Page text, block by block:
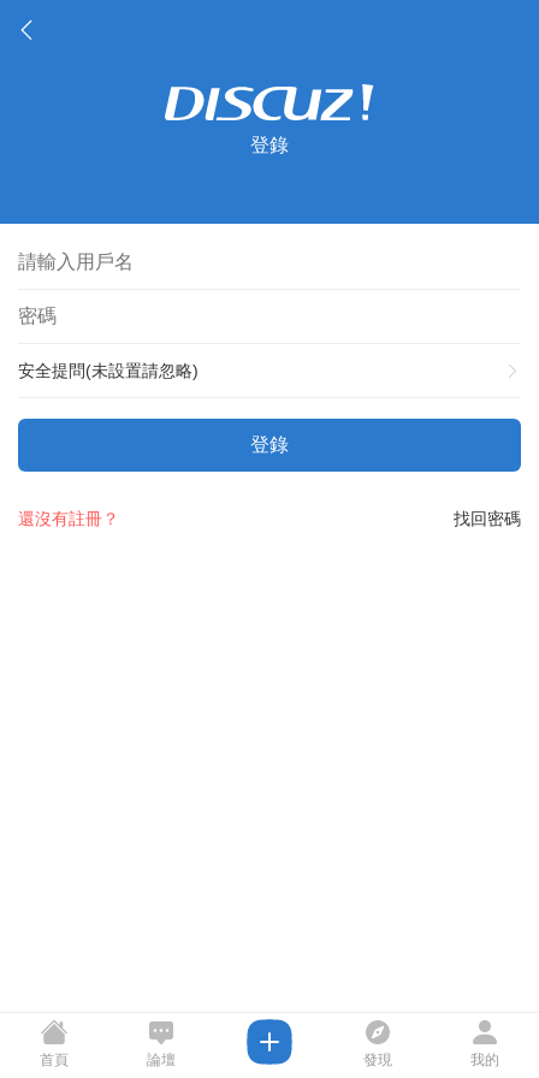
登錄
安全提問(未設置請忽略)
登錄
找回密碼
還沒有註冊？
首頁 論壇 發現 我的